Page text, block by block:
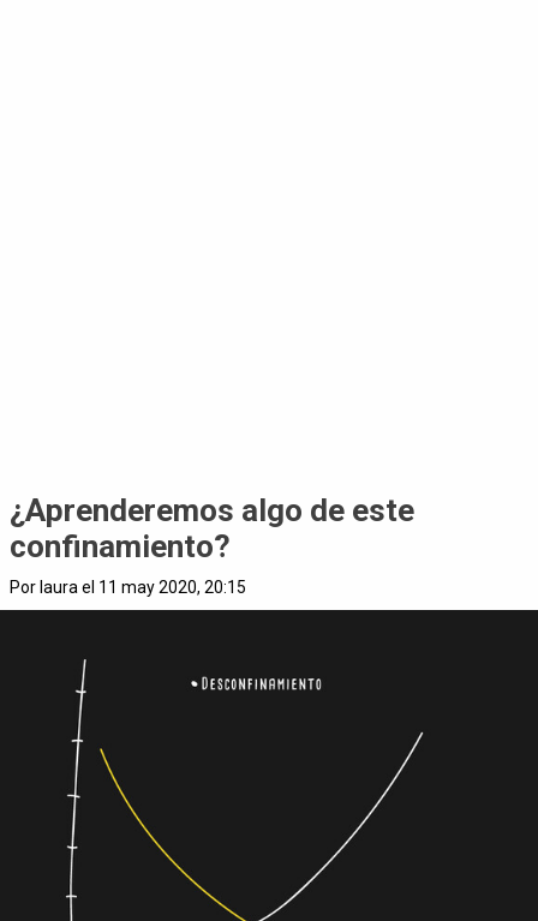
¿Aprenderemos algo de este
confinamiento?
Por laura el 11 may 2020, 20:15